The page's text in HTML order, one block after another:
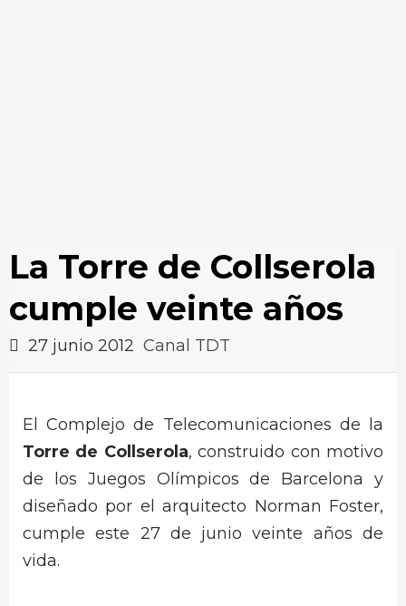
La Torre de Collserola
cumple veinte años
27 junio 2012 Canal TDT
El Complejo de Telecomunicaciones de la
Torre de Collserola, construido con motivo
de los Juegos Olímpicos de Barcelona y
diseñado por el arquitecto Norman Foster,
cumple este 27 de junio veinte años de
vida.